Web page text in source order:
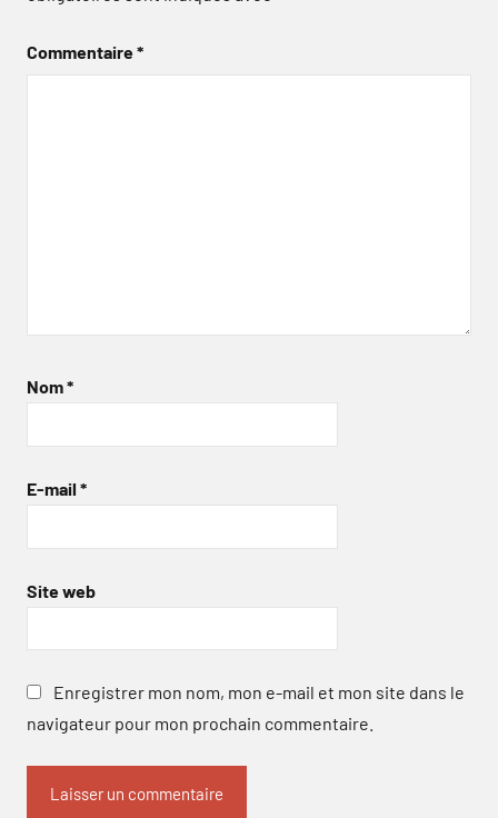
Commentaire*
Nom*
E-mail *
Site web
Enregistrer mon nom, mon e-mail et mon site dans le
navigateur pour mon prochain commentaire.